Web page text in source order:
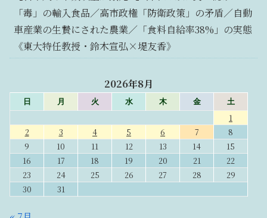
「毒」の輸入食品／高市政権「防衛政策」の矛盾／自動
車産業の生贄にされた農業／「食料自給率38%」の実態
《東大特任教授・鈴木宣弘×堤友香》
2026年8月
日 月 火 水 木 金 土
1
2
3 4 5 6 7
8
9
10 11 12 13 14
15
16
17 18 19 20 21
22
23
24 25 26 27 28
29
30
31